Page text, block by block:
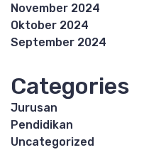
November 2024
Oktober 2024
September 2024
Categories
Jurusan
Pendidikan
Uncategorized